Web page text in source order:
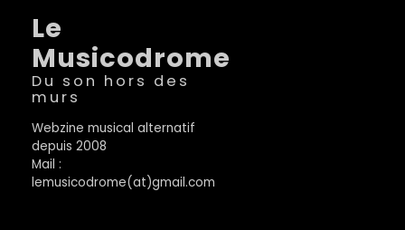
Le
Musicodrome
Du son hors des
murs
Webzine musical alternatif
depuis 2008
Mail :
lemusicodrome(at)gmail.com